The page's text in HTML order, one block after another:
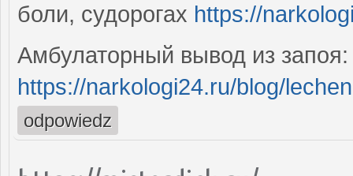
боли, судорогах https://
Амбулаторный вывод из
https://narkologi24.ru/blog/
odpowiedz